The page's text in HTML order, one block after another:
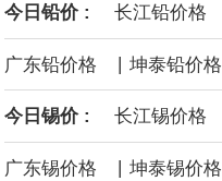
今日铅价 : 长江铅价格
广东铅价格 坤泰铅价格
今日锡价 : 长江锡价格
广东锡价格 坤泰锡价格